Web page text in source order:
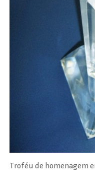
Troféu de homenagem